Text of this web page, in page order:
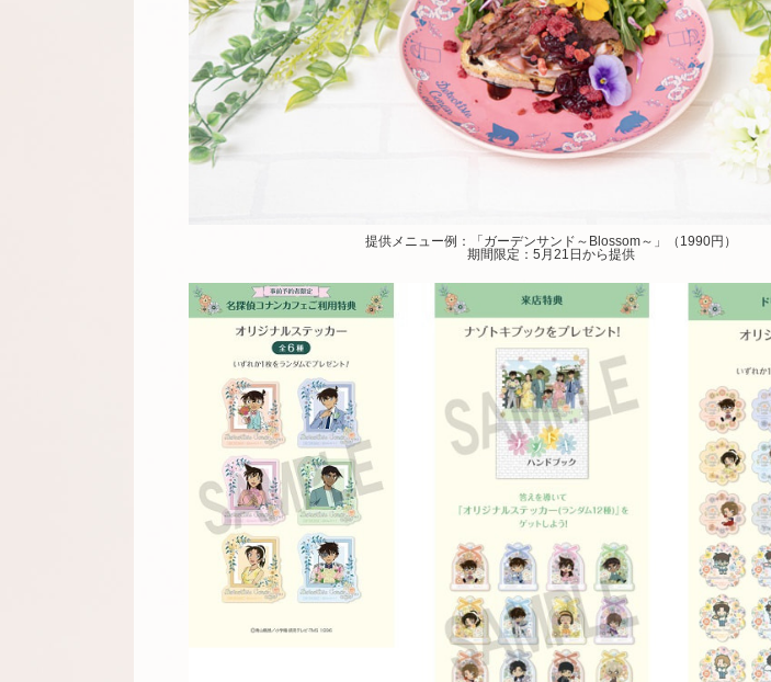
提供メニュー例：「ガーデンサンド～Blossom～」（1990円）
期間限定：5月21日から提供